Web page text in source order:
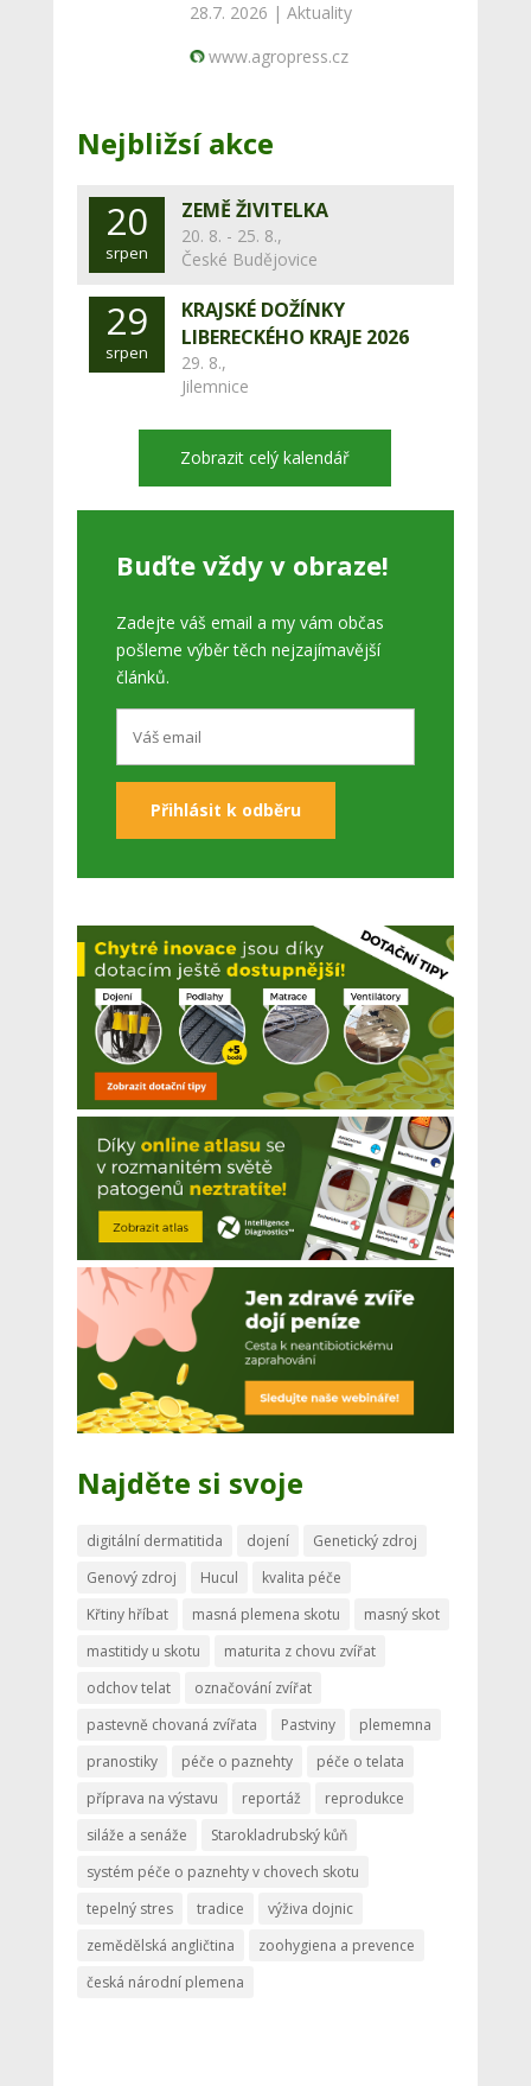
28.7. 2026 | Aktuality
www.agropress.cz
Nejbližsí akce
20
srpen
ZEMĚ ŽIVITELKA
20. 8. - 25. 8.,
České Budějovice
29
srpen
KRAJSKÉ DOŽÍNKY
LIBERECKÉHO KRAJE 2026
29. 8.,
Jilemnice
Zobrazit celý kalendář
Buďte vždy v obraze!
Zadejte váš email a my vám občas
pošleme výběr těch nejzajímavější
článků.
Najděte si svoje
digitální dermatitida dojení
Genetický zdroj
Genový zdroj
Hucul
kvalita péče
Křtiny hříbat
masná plemena skotu
masný skot
mastitidy u skotu
maturita z chovu zvířat
odchov telat
označování zvířat
pastevně chovaná zvířata
Pastviny
plememna
pranostiky
péče o paznehty
péče o telata
příprava na výstavu
reportáž
reprodukce
siláže a senáže
Starokladrubský kůň
systém péče o paznehty v chovech skotu
tepelný stres
tradice
výživa dojnic
zemědělská angličtina
zoohygiena a prevence
česká národní plemena